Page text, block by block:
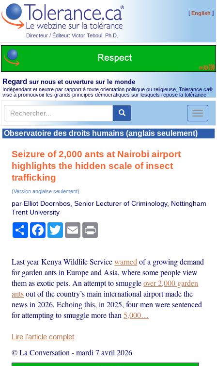
Directeur / Éditeur: Victor Teboul, Ph.D.
[English ]
Regard sur nous et ouverture sur le monde
Indépendant et neutre par rapport à toute orientation politique ou religieuse, Tolerance.ca®
vise à promouvoir les grands principes démocratiques sur lesquels repose la tolérance.
Toggle
Observatoire des droits humains (anglais seulement)
Seizure of 2,000 ants at Nairobi airport
highlights the hidden scale of insect
trafficking
(Version anglaise seulement)
par Elliot Doornbos, Senior Lecturer of Criminology, Nottingham
Trent University
PartagerFacebook
TwitterEmail
Last year Kenya Wildlife Servicewarned of a growing demand
for garden ants in Europe and Asia, where some people view
them as exotic pets. An attempt to smuggleover 2,000 garden
antsout of the country’s main international airport made the
news in 2026. Echoing this, in 2025, four men were sentenced
for attempting to smuggle more than5,000…
Lire l'article complet
© La Conversation -mardi 7 avril 2026